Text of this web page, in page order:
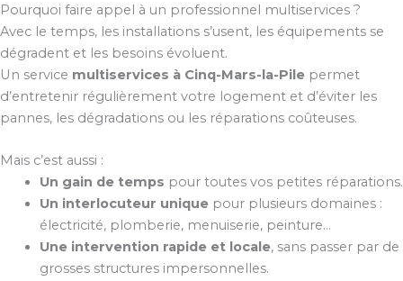
Pourquoi faire appel à un professionnel multiservices ?
Avec le temps, les installations s’usent, les équipements se
dégradent et les besoins évoluent.
Un service multiservices à Cinq-Mars-la-Pile permet
d’entretenir régulièrement votre logement et d’éviter les
pannes, les dégradations ou les réparations coûteuses.
Mais c’est aussi :
Un gain de temps pour toutes vos petites réparations.
Un interlocuteur uniquepour plusieurs domaines :
électricité, plomberie, menuiserie, peinture…
Une intervention rapide et locale, sans passer par de
grosses structures impersonnelles.